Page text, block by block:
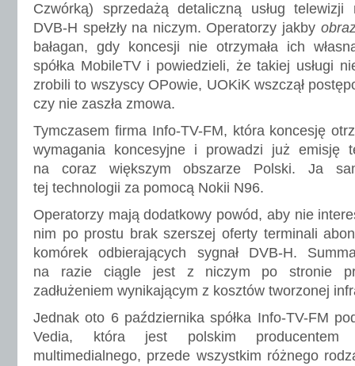
Czwórką) sprzedażą detaliczną usług
DVB-H spełzły na niczym. Operatorzy jakby
bałagan, gdy koncesji nie otrzymała ich
spółka MobileTV i powiedzieli, że takiej usługi
zrobili to wszyscy OPowie, UOKiK wszczął
czy nie zaszła zmowa.
Tymczasem firma Info-TV-FM, która koncesję
wymagania koncesyjne i prowadzi już emisję
na coraz większym obszarze Polski. Ja
tej technologii za pomocą Nokii N96.
Operatorzy mają dodatkowy powód, aby nie
nim po prostu brak szerszej oferty terminali
komórek odbierających sygnał DVB-H.
na razie ciągle jest z niczym po stronie
zadłużeniem wynikającym z kosztów tworzonej
Jednak oto 6 października spółka Info-TV-FM
Vedia, która jest polskim producentem
multimedialnego, przede wszystkim różnego